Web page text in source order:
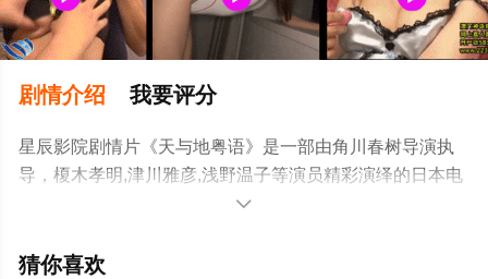
剧情介绍 我要评分
星辰影院剧情片《天与地粤语》是一部由角川春树导演执
导，榎木孝明,津川雅彦,浅野温子等演员精彩演绎的日本电
影，大结局剧情已揭晓（1-1全集），手机免费观看高清无
至豆瓣电影、电视猫或剧情网等平台了解。

猜你喜欢